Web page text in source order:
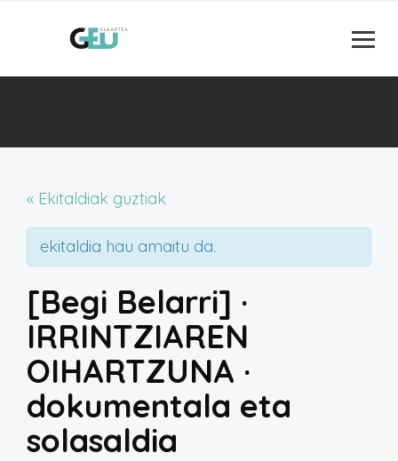
« Ekitaldiak guztiak
ekitaldia hau amaitu da.
[Begi Belarri] ·
IRRINTZIAREN
OIHARTZUNA ·
dokumentala eta
solasaldia